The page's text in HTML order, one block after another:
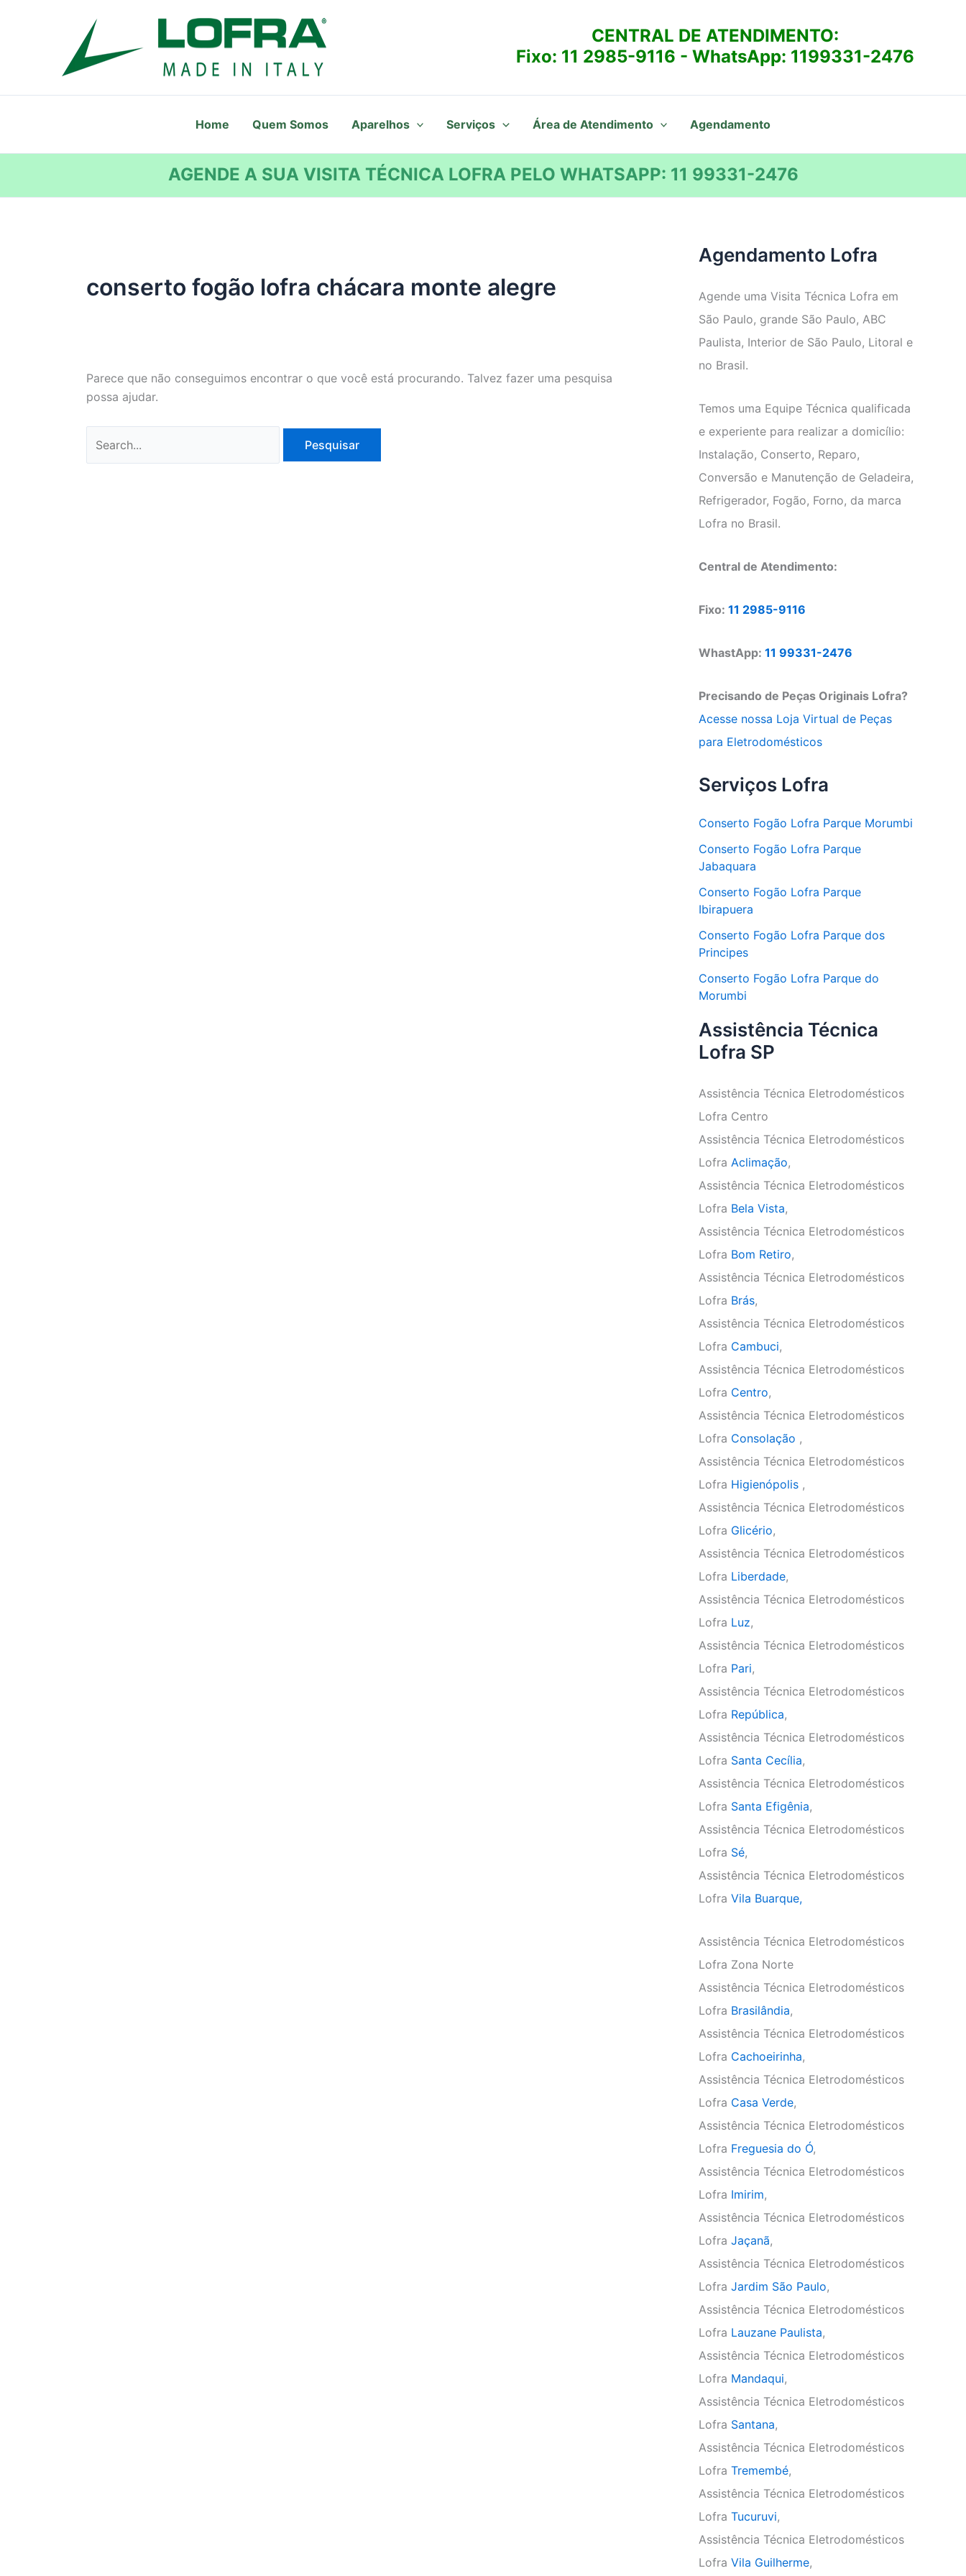
CENTRAL DE ATENDIMENTO:
Fixo: 11 2985-9116 - WhatsApp: 1199331-2476
Home Quem Somos Aparelhos Serviços Área de Atendimento Agendamento
AGENDE A SUA VISITA TÉCNICA LOFRA PELO WHATSAPP: 11 99331-2476
conserto fogão lofra chácara monte alegre
Parece que não conseguimos encontrar o que você está procurando. Talvez fazer uma pesquisa
possa ajudar.
por:
Agendamento Lofra
Agende uma Visita Técnica Lofra em
São Paulo, grande São Paulo, ABC
Paulista, Interior de São Paulo, Litoral e
no Brasil.
Temos uma Equipe Técnica qualificada
e experiente para realizar a domicílio:
Instalação, Conserto, Reparo,
Conversão e Manutenção de Geladeira,
Refrigerador, Fogão, Forno, da marca
Lofra no Brasil.
Central de Atendimento:
Fixo: 11 2985-9116
WhastApp: 11 99331-2476
Precisando de Peças Originais Lofra?
Acesse nossa Loja Virtual de Peças
para Eletrodomésticos
Serviços Lofra
Conserto Fogão Lofra Parque Morumbi
Conserto Fogão Lofra Parque
Jabaquara
Conserto Fogão Lofra Parque
Ibirapuera
Conserto Fogão Lofra Parque dos
Principes
Conserto Fogão Lofra Parque do
Morumbi
Assistência Técnica
Lofra SP
Assistência Técnica Eletrodomésticos
Lofra Centro
Assistência Técnica Eletrodomésticos
Lofra Aclimação,
Assistência Técnica Eletrodomésticos
Lofra Bela Vista,
Assistência Técnica Eletrodomésticos
Lofra Bom Retiro,
Assistência Técnica Eletrodomésticos
Lofra Brás,
Assistência Técnica Eletrodomésticos
Lofra Cambuci,
Assistência Técnica Eletrodomésticos
Lofra Centro,
Assistência Técnica Eletrodomésticos
Lofra Consolação ,
Assistência Técnica Eletrodomésticos
Lofra Higienópolis ,
Assistência Técnica Eletrodomésticos
Lofra Glicério,
Assistência Técnica Eletrodomésticos
Lofra Liberdade,
Assistência Técnica Eletrodomésticos
Lofra Luz,
Assistência Técnica Eletrodomésticos
Lofra Pari,
Assistência Técnica Eletrodomésticos
Lofra República,
Assistência Técnica Eletrodomésticos
Lofra Santa Cecília,
Assistência Técnica Eletrodomésticos
Lofra Santa Efigênia,
Assistência Técnica Eletrodomésticos
Lofra Sé,
Assistência Técnica Eletrodomésticos
Lofra Vila Buarque,
Assistência Técnica Eletrodomésticos
Lofra Zona Norte
Assistência Técnica Eletrodomésticos
Lofra Brasilândia,
Assistência Técnica Eletrodomésticos
Lofra Cachoeirinha,
Assistência Técnica Eletrodomésticos
Lofra Casa Verde,
Assistência Técnica Eletrodomésticos
Lofra Freguesia do Ó,
Assistência Técnica Eletrodomésticos
Lofra Imirim,
Assistência Técnica Eletrodomésticos
Lofra Jaçanã,
Assistência Técnica Eletrodomésticos
Lofra Jardim São Paulo,
Assistência Técnica Eletrodomésticos
Lofra Lauzane Paulista,
Assistência Técnica Eletrodomésticos
Lofra Mandaqui,
Assistência Técnica Eletrodomésticos
Lofra Santana,
Assistência Técnica Eletrodomésticos
Lofra Tremembé,
Assistência Técnica Eletrodomésticos
Lofra Tucuruvi,
Assistência Técnica Eletrodomésticos
Lofra Vila Guilherme,